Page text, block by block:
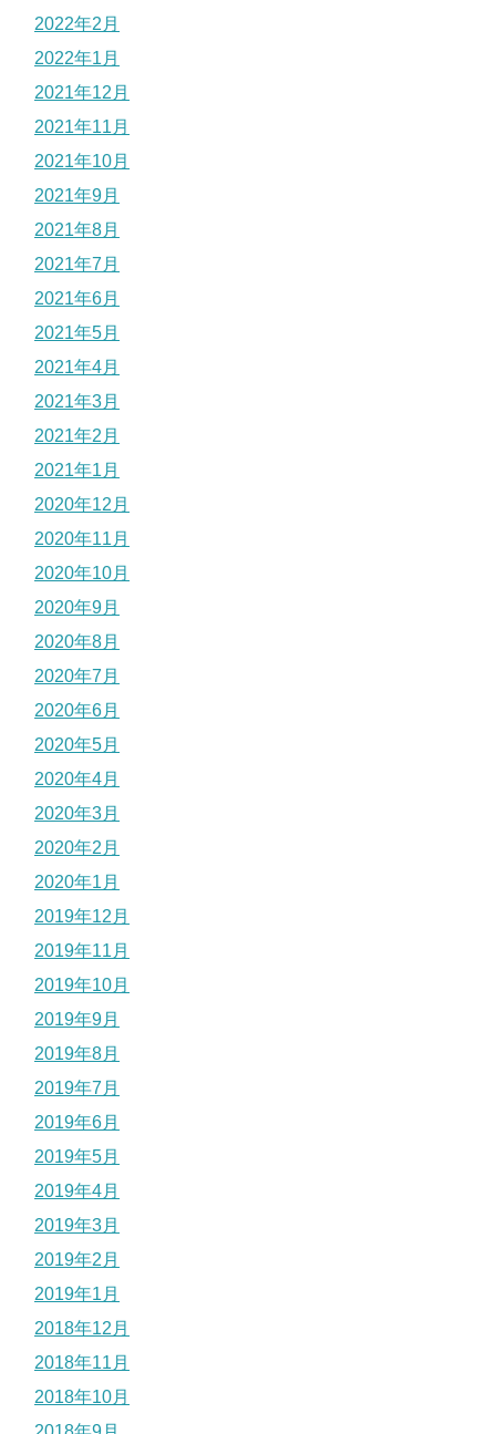
2022年2月
2022年1月
2021年12月
2021年11月
2021年10月
2021年9月
2021年8月
2021年7月
2021年6月
2021年5月
2021年4月
2021年3月
2021年2月
2021年1月
2020年12月
2020年11月
2020年10月
2020年9月
2020年8月
2020年7月
2020年6月
2020年5月
2020年4月
2020年3月
2020年2月
2020年1月
2019年12月
2019年11月
2019年10月
2019年9月
2019年8月
2019年7月
2019年6月
2019年5月
2019年4月
2019年3月
2019年2月
2019年1月
2018年12月
2018年11月
2018年10月